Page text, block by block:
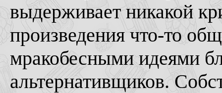
выдерживает никакой
произведения что-то
мракобесными идеями
альтернативщиков.